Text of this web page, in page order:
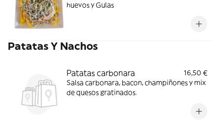
huevos y Gulas
Patatas Y Nachos
Patatas carbonara
16,50 €
Salsa carbonara, bacon, champiñones y mix
de quesos gratinados.